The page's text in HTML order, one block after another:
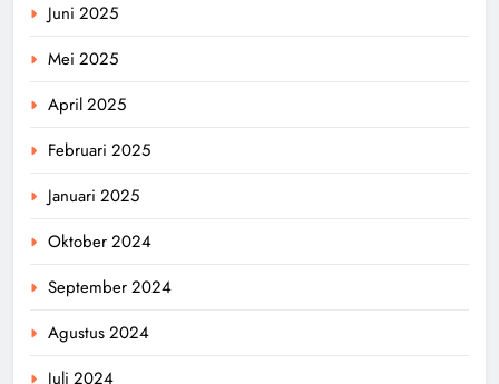
Juni 2025
Mei 2025
April 2025
Februari 2025
Januari 2025
Oktober 2024
September 2024
Agustus 2024
Juli 2024